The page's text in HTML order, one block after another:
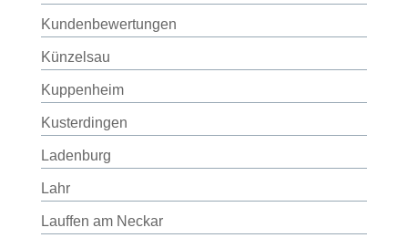
Kundenbewertungen
Künzelsau
Kuppenheim
Kusterdingen
Ladenburg
Lahr
Lauffen am Neckar